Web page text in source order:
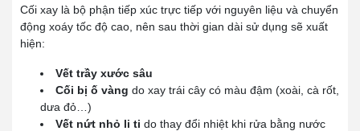
Cối xay là bộ phận tiếp xúc trực tiếp với nguyên liệu và chuyển
động xoáy tốc độ cao, nên sau thời gian dài sử dụng sẽ xuất
hiện:
Vết trầy xước sâu
Cối bị ố vàng do xay trái cây có màu đậm (xoài, cà rốt,
dưa đỏ…)
Vết nứt nhỏ li ti do thay đổi nhiệt khi rửa bằng nước